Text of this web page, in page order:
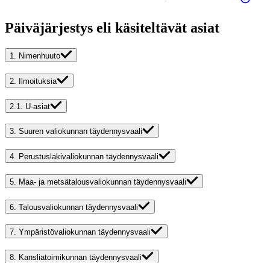
Päiväjärjestys eli käsiteltävät asiat
1. Nimenhuuto
2. Ilmoituksia
2.1. U-asiat
3. Suuren valiokunnan täydennysvaali
4. Perustuslakivaliokunnan täydennysvaali
5. Maa- ja metsätalousvaliokunnan täydennysvaali
6. Talousvaliokunnan täydennysvaali
7. Ympäristövaliokunnan täydennysvaali
8. Kansliatoimikunnan täydennysvaali